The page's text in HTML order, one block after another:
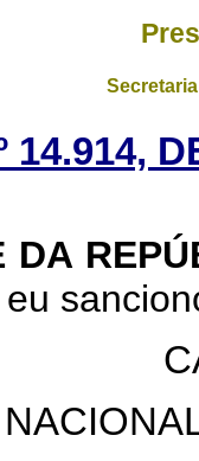
14.914,
DA